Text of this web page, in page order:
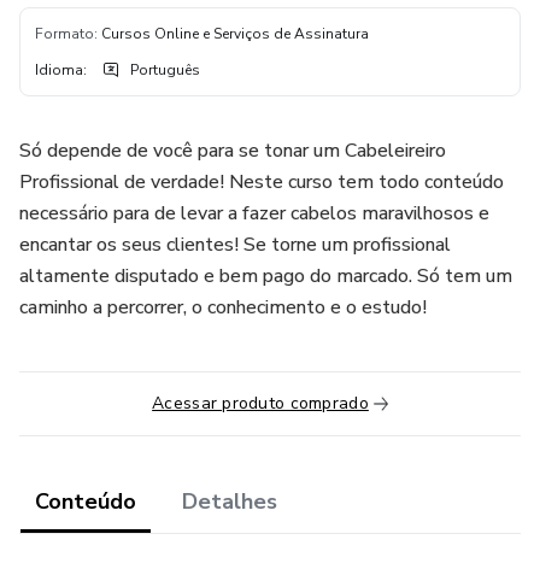
Formato: Cursos Online e Serviços de Assinatura
Idioma: Português
Só depende de você para se tonar um Cabeleireiro
Profissional de verdade! Neste curso tem todo conteúdo
necessário para de levar a fazer cabelos maravilhosos e
encantar os seus clientes! Se torne um profissional
altamente disputado e bem pago do marcado. Só tem um
caminho a percorrer, o conhecimento e o estudo!
Acessar produto comprado
Conteúdo Detalhes